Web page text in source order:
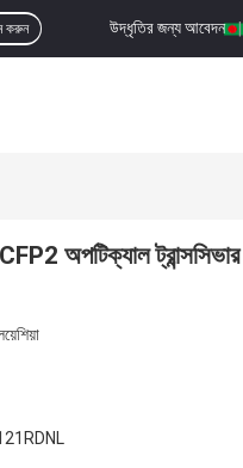
উদ্ধৃতির জন্য আবেদন |
করুন
অপটিক্যাল ট্রান্সসিভার